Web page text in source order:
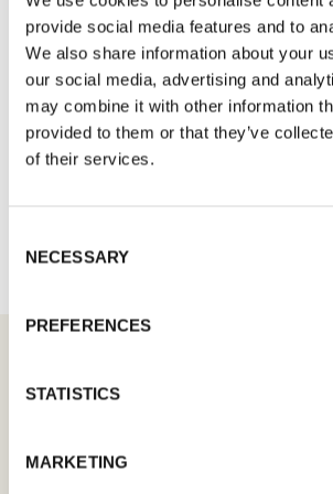
provide social media features and to
We also share information about your
our social media, advertising and
may combine it with other information
provided to them or that they’ve
of their services.
Selection
NECESSARY
PREFERENCES
STATISTICS
MARKETING